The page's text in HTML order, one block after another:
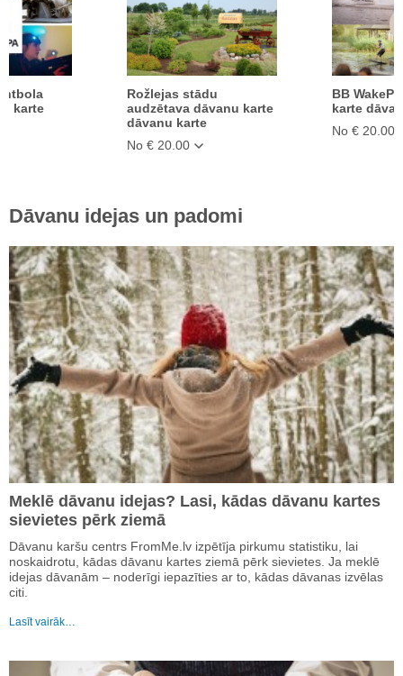
karte
Rožlejas stādu
audzētava dāvanu karte
dāvanu karte
No € 20.00
BB
karte
No € 20.00
Dāvanu idejas un padomi
Meklē dāvanu idejas? Lasi, kādas dāvanu kartes
sievietes pērk ziemā
Dāvanu karšu centrs FromMe.lv izpētīja pirkumu statistiku, lai
noskaidrotu, kādas dāvanu kartes ziemā pērk sievietes. Ja meklē
idejas dāvanām – noderīgi iepazīties ar to, kādas dāvanas izvēlas
citi.
Lasīt vairāk…